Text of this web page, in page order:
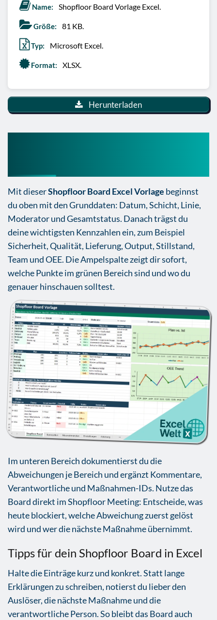
Name: Shopfloor Board Vorlage Excel.
Größe: 81 KB.
Typ: Microsoft Excel.
Format: XLSX.
Herunterladen
Mit dieserShopfloor Board Excel Vorlage beginnst
du oben mit den Grunddaten: Datum, Schicht, Linie,
Moderator und Gesamtstatus. Danach trägst du
deine wichtigsten Kennzahlen ein, zum Beispiel
Sicherheit, Qualität, Lieferung, Output, Stillstand,
Team und OEE. Die Ampelspalte zeigt dir sofort,
welche Punkte im grünen Bereich sind und wo du
genauer hinschauen solltest.
Im unteren Bereich dokumentierst du die
Abweichungen je Bereich und ergänzt Kommentare,
Verantwortliche und Maßnahmen-IDs. Nutze das
Board direkt im Shopfloor Meeting: Entscheide, was
heute blockiert, welche Abweichung zuerst gelöst
wird und wer die nächste Maßnahme übernimmt.
Tipps für dein Shopfloor Board in Excel
Halte die Einträge kurz und konkret. Statt lange
Erklärungen zu schreiben, notierst du lieber den
Auslöser, die nächste Maßnahme und die
verantwortliche Person. So bleibt das Board auch